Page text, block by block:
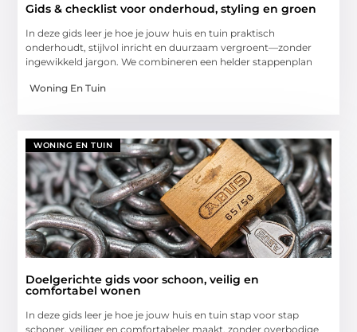
Gids & checklist voor onderhoud, styling en groen
In deze gids leer je hoe je jouw huis en tuin praktisch
onderhoudt, stijlvol inricht en duurzaam vergroent—zonder
ingewikkeld jargon. We combineren een helder stappenplan
Woning En Tuin
WONING EN TUIN
Doelgerichte gids voor schoon, veilig en
comfortabel wonen
In deze gids leer je hoe je jouw huis en tuin stap voor stap
schoner, veiliger en comfortabeler maakt, zonder overbodige